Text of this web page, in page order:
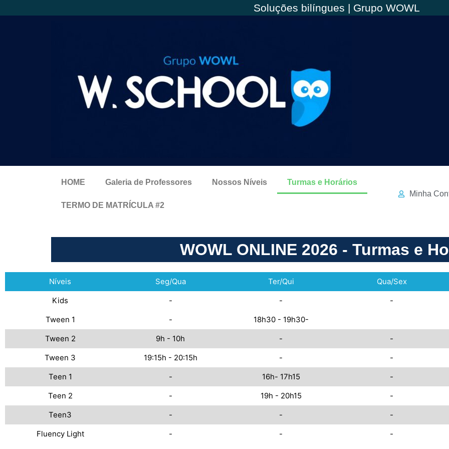
Soluções bilíngues | Grupo WOWL
HOME Galeria de Professores Nossos Níveis Turmas e Horários
TERMO DE MATRÍCULA #2
Minha
WOWL ONLINE 2026 - Turmas e
Níveis Seg/Qua Ter/Qui
Qua/Sex
Kids
- -
-
Tween 1
-
18h30 - 19h30-
Tween 2
9h - 10h -
-
Tween 3
19:15h - 20:15h -
-
Teen 1
- 16h- 17h15
-
Teen 2
- 19h - 20h15
-
Teen3
- -
-
Fluency Light
- -
-